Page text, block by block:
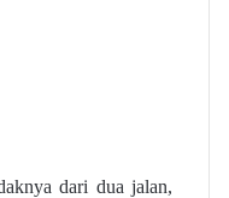
dari dua jalan,